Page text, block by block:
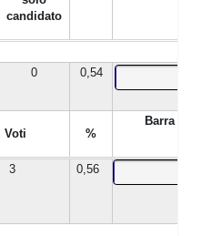
candidato
0 0,54
Voti %
Barra %
3 0,56